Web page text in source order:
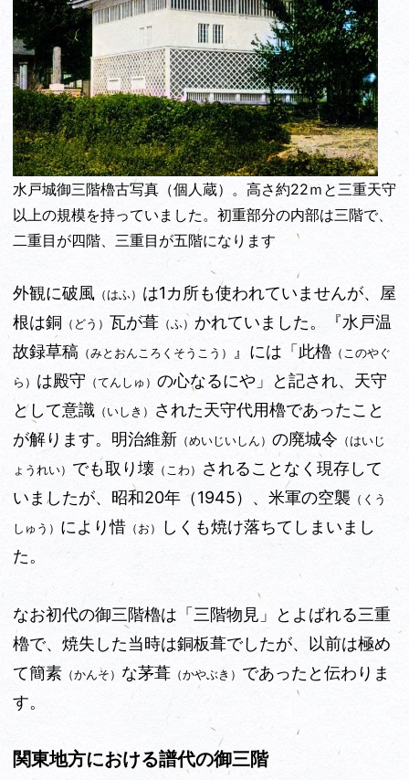
水戸城御三階櫓古写真（個人蔵）。高さ約22ｍと三重天守
以上の規模を持っていました。初重部分の内部は三階で、
二重目が四階、三重目が五階になります
外観に破風 （はふ） は1カ所も使われていませんが、屋
根は銅 （どう） 瓦が葺 （ふ） かれていました。『水戸温
故録草稿 （みとおんころくそうこう） 』には「此櫓 （このやぐ
ら） は殿守 （てんしゅ） の心なるにや」と記され、天守
として意識 （いしき）
された天守代用櫓であったこと
が解ります。明治維新 （めいじいしん） の廃城令 （はいじ
ょうれい） でも取り壊 （こわ）
されることなく現存して
いましたが、昭和20年（1945）、米軍の空襲 （くう
しゅう） により惜 （お）
しくも焼け落ちてしまいまし
た。
なお初代の御三階櫓は「三階物見」とよばれる三重
櫓で、焼失した当時は銅板葺でしたが、以前は極め
て簡素 （かんそ） な茅葺 （かやぶき） であったと伝わりま
す。
関東地方における譜代の御三階